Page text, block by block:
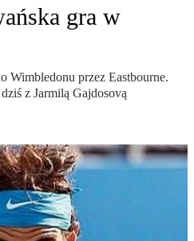
gra w
Wimbledonu przez Eastbourne.
z Jarmilą Gajdosovą